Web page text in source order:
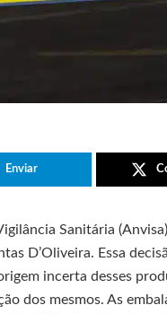
Enviar
Sanitária
D’Oliveira. Essa
incerta desses
dos mesmos. As